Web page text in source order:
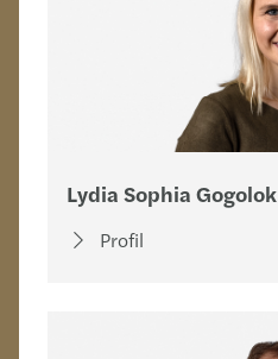
Lydia Sophia Gogolok
Profil